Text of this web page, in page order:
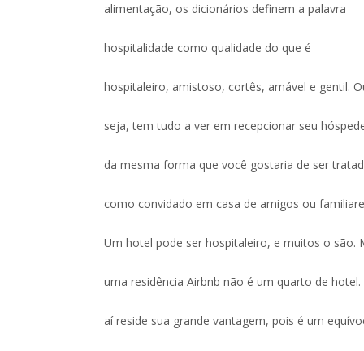
alimentação, os dicionários definem a palavra
hospitalidade como qualidade do que é
hospitaleiro, amistoso, cortês, amável e gentil.
seja, tem tudo a ver em recepcionar seu
da mesma forma que você gostaria de ser
como convidado em casa de amigos ou
Um hotel pode ser hospitaleiro, e muitos o são.
uma residência Airbnb não é um quarto de hotel.
aí reside sua grande vantagem, pois é um